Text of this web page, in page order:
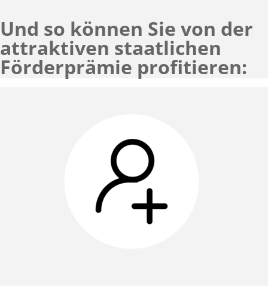
Und so können Sie von der
attraktiven staatlichen
Förderprämie profitieren: